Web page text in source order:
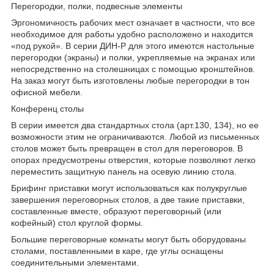
Перегородки, полки, подвесные элементы
Эргономичность рабочих мест означает в частности, что все
необходимое для работы удобно расположено и находится
«под рукой». В серии ДИН-Р для этого имеются настольные
перегородки (экраны) и полки, укрепляемые на экранах или
непосредственно на столешницах с помощью кронштейнов.
На заказ могут быть изготовлены любые перегородки в тон
офисной мебели.
Конференц столы
В серии имеется два стандартных стола (арт.130, 134), но ее
возможности этим не ограничиваются. Любой из письменных
столов может быть превращен в стол для переговоров. В
опорах предусмотрены отверстия, которые позволяют легко
переместить защитную панель на осевую линию стола.
Брифинг приставки могут использоваться как полукруглые
завершения переговорных столов, а две такие приставки,
составленные вместе, образуют переговорный (или
кофейный) стол круглой формы.
Большие переговорные комнаты могут быть оборудованы
столами, поставленными в каре, где углы оснащены
соединительными элементами.